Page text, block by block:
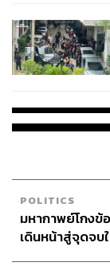
POLITICS
มหากาพย์โกง
เดินหน้าสู่จุดจบ